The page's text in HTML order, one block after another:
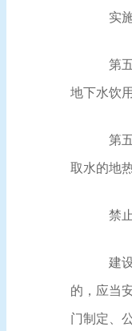
实
第
地下水饮
第
取水的地
禁
建
的，应当
门制定、